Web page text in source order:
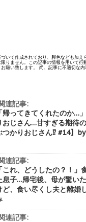
いて作成されており、脚色なども加え
りません。この記事の情報を用いて行
願い致します。 尚、記事に不適切な
連記事:
「帰ってきてくれたのか…
おじさん…甘すぎる期待
つかりおじさん⁉︎ #14】
連記事:
「これ、どうしたの？！」
息子…帰宅後、母が驚い
ど、食い尽くし夫と離婚
連記事: